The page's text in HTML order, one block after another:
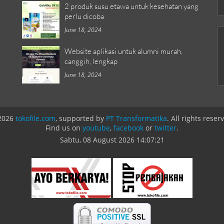
2 produk susu etawa untuk kesehatan yang
perlu dicoba
June 18, 2024
Website aplikasi untuk alumni murah,
canggih, lengkap
June 18, 2024
tokofile.com, supported by PT Transformatika. All rights
Find us on youtube, facebook or twitter.
Sabtu, 08 August 2026 14:07:21